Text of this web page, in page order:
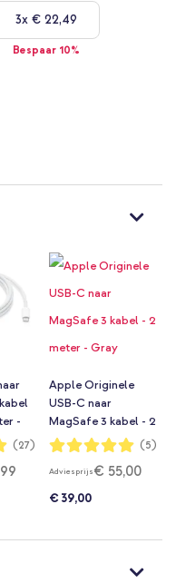
3x € 22,49
Bespaar 10%
-
(27)
Apple Originele
USB-C naar
MagSafe 3 kabel - 2
meter - Gray
Waardering:
100%
(5)
Adviesprijs€ 55,00
€ 39,00